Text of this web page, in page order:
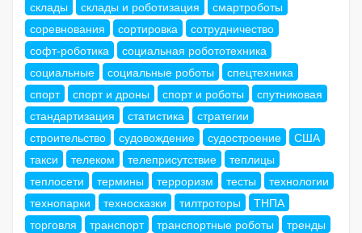
склады
склады и роботизация
смартроботы
соревнования
сортировка
сотрудничество
софт-роботика
социальная робототехника
социальные
социальные роботы
спецтехника
спорт
спорт и дроны спорт и роботы
спутниковая
стандартизация
статистика
стратегии
строительство
судовождение судостроение
США
такси
телеком телеприсутствие
теплицы
теплосети
термины терроризм тесты
технологии
технопарки
техносказки тилтроторы
ТНПА
торговля
транспорт транспортные роботы
тренды